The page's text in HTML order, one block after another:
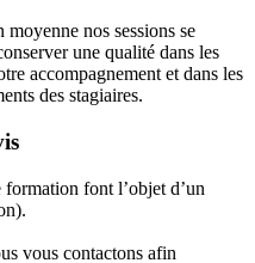
nos sessions se
une qualité dans les
accompagnement et dans les
des stagiaires.
font l’objet d’un
vous contactons afin